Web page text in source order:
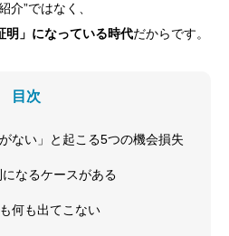
介”ではなく、
明」になっている時代だからです。
目次
ない」と起こる5つの機会損失
なるケースがある
何も出てこない